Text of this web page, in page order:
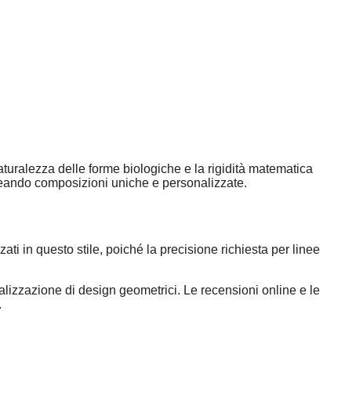
delle forme biologiche e la rigidità matematica
composizioni uniche e personalizzate.
in questo stile, poiché la precisione richiesta per linee
di design geometrici. Le recensioni online e le